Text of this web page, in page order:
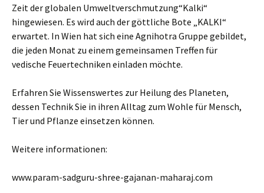
Zeit der globalen Umweltverschmutzung“Kalki“
hingewiesen. Es wird auch der göttliche Bote „KALKI“
erwartet. In Wien hat sich eine Agnihotra Gruppe gebildet,
die jeden Monat zu einem gemeinsamen Treffen für
vedische Feuertechniken einladen möchte.
Erfahren Sie Wissenswertes zur Heilung des Planeten,
dessen Technik Sie in ihren Alltag zum Wohle für Mensch,
Tier und Pflanze einsetzen können.
Weitere informationen:
www.param-sadguru-shree-gajanan-maharaj.com